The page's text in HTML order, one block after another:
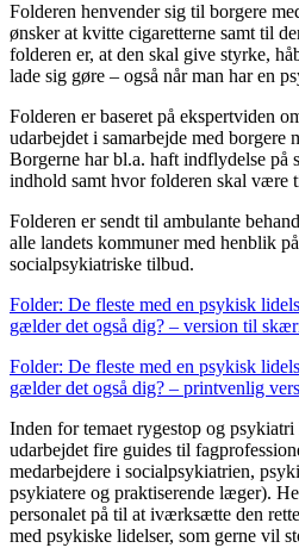
Folderen henvender sig til borgere
ønsker at kvitte cigaretterne samt til
folderen er, at den skal give styrke,
lade sig gøre – også når man har en
Folderen er baseret på ekspertviden
udarbejdet i samarbejde med borgere
Borgerne har bl.a. haft indflydelse
indhold samt hvor folderen skal være
Folderen er sendt til ambulante
alle landets kommuner med henblik
socialpsykiatriske tilbud.
Folder: De fleste med en psykisk
gælder det også dig? – version til
Folder: De fleste med en psykisk
gælder det også dig? – printvenlig
Inden for temaet rygestop og psykiatri
udarbejdet fire guides til
medarbejdere i socialpsykiatrien,
psykiatere og praktiserende læger).
personalet på til at iværksætte den
med psykiske lidelser, som gerne vil